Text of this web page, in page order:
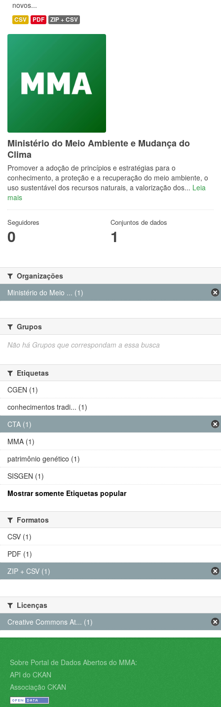
novos...
CSV PDF ZIP + CSV
Ministério do Meio Ambiente e Mudança do
Clima
Promover a adoção de princípios e estratégias para o
conhecimento, a proteção e a recuperação do meio ambiente, o
uso sustentável dos recursos naturais, a valorização dos... Leia
mais
Seguidores
0
Conjuntos de dados
1
Organizações
Ministério do Meio ... (1)
Grupos
Não há Grupos que correspondam a essa busca
Etiquetas
CGEN (1)
conhecimentos tradi... (1)
CTA (1)
MMA (1)
patrimônio genético (1)
SISGEN (1)
Mostrar somente Etiquetas popular
Formatos
CSV (1)
PDF (1)
ZIP + CSV (1)
Licenças
Creative Commons At... (1)
Sobre Portal de Dados Abertos do MMA:
API do CKAN
Associação CKAN